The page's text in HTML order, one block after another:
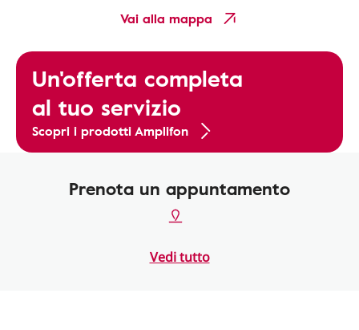
Vai alla mappa
Un'offerta completa
al tuo servizio
Scopri i prodotti Amplifon
Prenota un appuntamento
Vedi tutto